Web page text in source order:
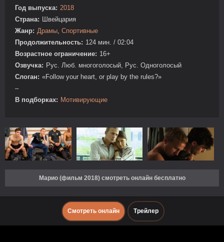
Год выпуска: 2018
Страна: Швейцария
Жанр: Драмы, Спортивные
Продолжительность: 124 мин. / 02:04
Возрастное ограничение: 16+
Озвучка: Рус. Люб. многоголосый, Рус. Одноголосый
Слоган: «Follow your heart, or play by the rules?»
–
В подборках: Мотивирующие
Марио (фильм 2018) смотреть онлайн бесплатно
Смотреть онлайн Трейлер